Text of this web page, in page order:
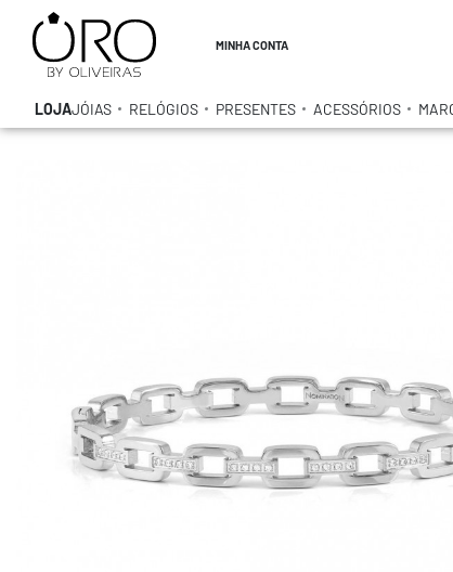
MINHA CONTA
LOJAJÓIAS RELÓGIOS PRESENTES ACESSÓRIOS